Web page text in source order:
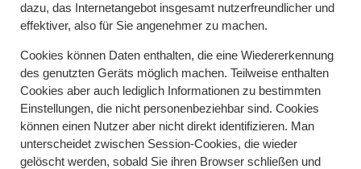
dazu, das Internetangebot insgesamt nutzerfreundlicher und
effektiver, also für Sie angenehmer zu machen.
Cookies können Daten enthalten, die eine Wiedererkennung
des genutzten Geräts möglich machen. Teilweise enthalten
Cookies aber auch lediglich Informationen zu bestimmten
Einstellungen, die nicht personenbeziehbar sind. Cookies
können einen Nutzer aber nicht direkt identifizieren. Man
unterscheidet zwischen Session-Cookies, die wieder
gelöscht werden, sobald Sie ihren Browser schließen und